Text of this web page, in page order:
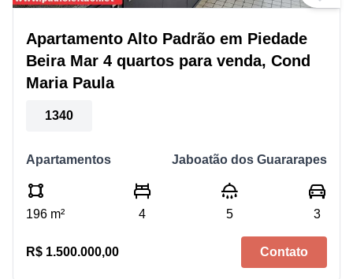
Apartamento Alto Padrão em Piedade
Beira Mar 4 quartos para venda, Cond
Maria Paula
1340
Apartamentos Jaboatão dos Guararapes
196 m² 4 5 3
R$ 1.500.000,00 Contato